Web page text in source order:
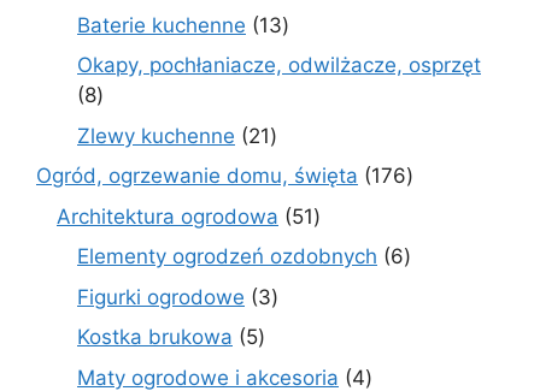
produktów
Baterie kuchenne 1313
produktów
Okapy, pochłaniacze, odwilżacze, osprzęt
88
produktów
Zlewy kuchenne 2121
produktów
Ogród, ogrzewanie domu, święta 176176
Architektura ogrodowa 5151
produktów
Elementy ogrodzeń ozdobnych 66
Figurki ogrodowe 33
Kostka brukowa 55
produktów
Maty ogrodowe i akcesoria 44